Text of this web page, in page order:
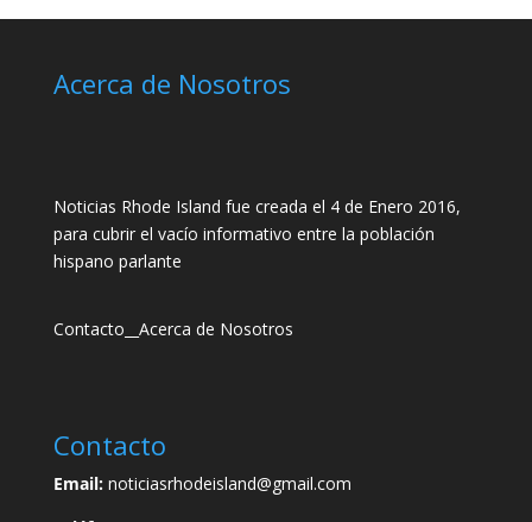
Acerca de Nosotros
Noticias Rhode Island fue creada el 4 de Enero 2016,
para cubrir el vacío informativo entre la población
hispano parlante
Contacto Acerca de Nosotros
Contacto
Email:noticiasrhodeisland@gmail.com